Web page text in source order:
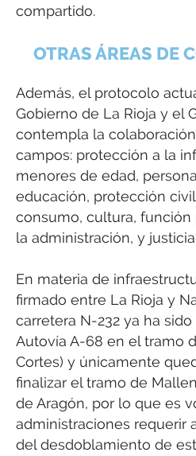
compartido.
OTRAS ÁREAS DE
Además, el protocolo
Gobierno de La Rioja y el
contempla la
campos: protección a la
menores de edad,
educación, protección
consumo, cultura,
la administración, y
En materia de
firmado entre La Rioja y
carretera N-232 ya ha
Autovía A-68 en el tramo
Cortes) y únicamente
finalizar el tramo de
de Aragón, por lo que es
administraciones requerir
del desdoblamiento de